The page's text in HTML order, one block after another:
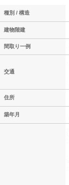
種別 / 構造
建物階建
間取り一例
交通
住所
築年月